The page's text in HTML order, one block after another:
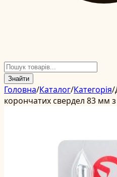
Знайти
Головна/Каталог/Категорія/
корончатих свердел 83 мм